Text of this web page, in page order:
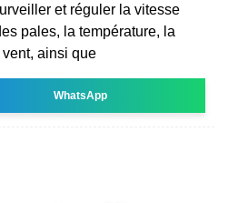
et réguler la vitesse
pales, la température, la
ainsi que
WhatsApp